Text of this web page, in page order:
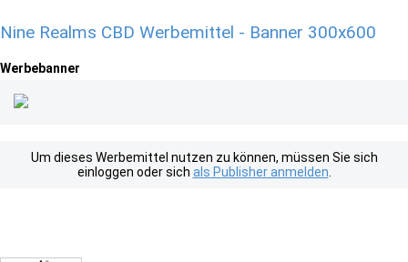
Nine Realms CBD Werbemittel - Banner 300x600
Werbebanner
Um dieses Werbemittel nutzen zu können, müssen Sie sich
einloggen oder sich als Publisher anmelden